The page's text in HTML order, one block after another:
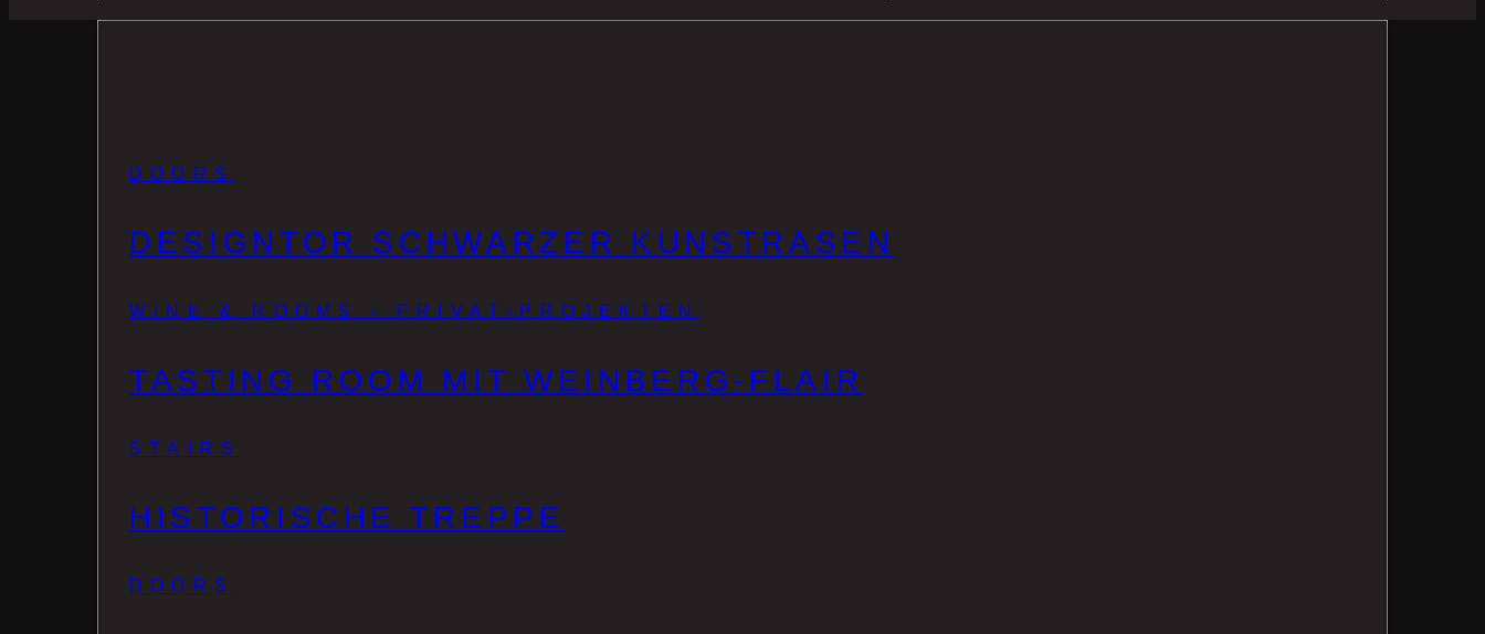
DOORS
DESIGNTOR SCHWARZER KUNSTRASEN
WINE & ROOMS - PRIVAT-PROJEKTEN
TASTING ROOM MIT WEINBERG-FLAIR
STAIRS
HISTORISCHE TREPPE
DOORS